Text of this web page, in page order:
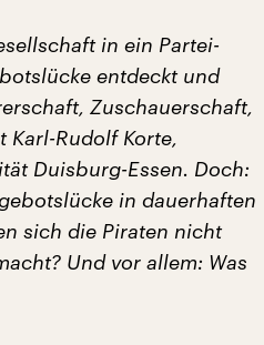
in ein Partei-
entdeckt und
Zuschauerschaft,
Karl-Rudolf Korte,
Duisburg-Essen. Doch:
in dauerhaften
sich die Piraten nicht
Und vor allem: Was